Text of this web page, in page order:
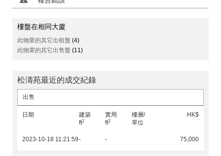
樓盤在相同大廈
此物業的其它出租盤 (4)
此物業的其它出售盤 (11)
松濤苑最近的成交紀錄
出售
日期
建築
ft2
實用
ft2
樓層/
單位
HK$
2023-10-18 11:21:59- - 75,000